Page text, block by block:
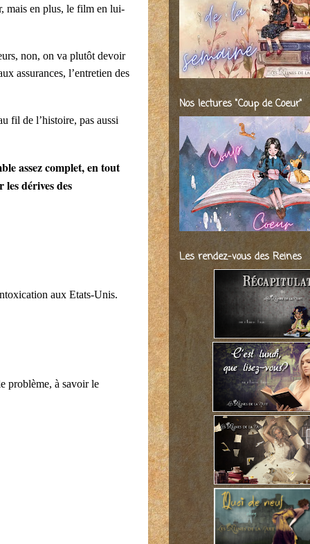
mais en plus, le film en lui-
non, on va plutôt devoir
assurances, l’entretien des
fil de l’histoire, pas aussi
assez complet, en tout
dérives des
aux Etats-Unis.
problème, à savoir le
Nos lectures "Coup de Coeur"
Les rendez-vous des Reines